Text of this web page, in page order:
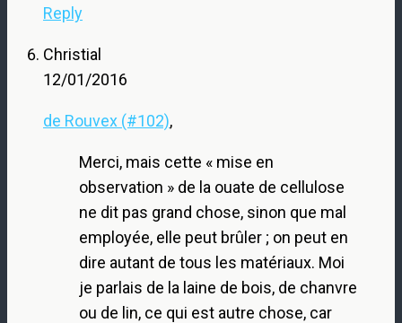
Reply
Christial
12/01/2016
de Rouvex (#102),
Merci, mais cette « mise en
observation » de la ouate de cellulose
ne dit pas grand chose, sinon que mal
employée, elle peut brûler ; on peut en
dire autant de tous les matériaux. Moi
je parlais de la laine de bois, de chanvre
ou de lin, ce qui est autre chose, car